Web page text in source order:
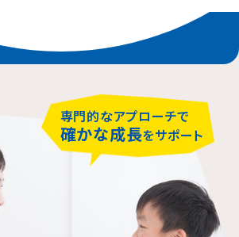
専門的なアプローチで
確かな成長をサポート